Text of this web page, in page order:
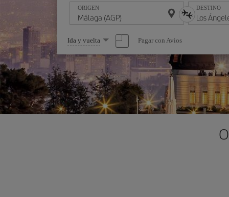
ORIGEN DESTINO
Seleccione
una
opción
Ida y vuelta Pagar con Avios